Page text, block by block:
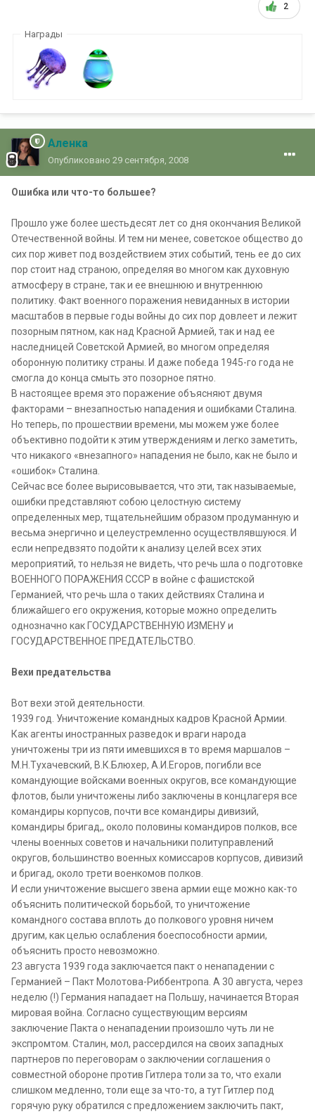
2
Награды
Аленка
Опубликовано 29 сентября, 2008
Ошибка или что-то большее?
Прошло уже более шестьдесят лет со дня окончания Великой
Отечественной войны. И тем ни менее, советское общество до
сих пор живет под воздействием этих событий, тень ее до сих
пор стоит над страною, определяя во многом как духовную
атмосферу в стране, так и ее внешнюю и внутреннюю
политику. Факт военного поражения невиданных в истории
масштабов в первые годы войны до сих пор довлеет и лежит
позорным пятном, как над Красной Армией, так и над ее
наследницей Советской Армией, во многом определяя
оборонную политику страны. И даже победа 1945-го года не
смогла до конца смыть это позорное пятно.
В настоящее время это поражение объясняют двумя
факторами – внезапностью нападения и ошибками Сталина.
Но теперь, по прошествии времени, мы можем уже более
объективно подойти к этим утверждениям и легко заметить,
что никакого «внезапного» нападения не было, как не было и
«ошибок» Сталина.
Сейчас все более вырисовывается, что эти, так называемые,
ошибки представляют собою целостную систему
определенных мер, тщательнейшим образом продуманную и
весьма энергично и целеустремленно осуществлявшуюся. И
если непредвзято подойти к анализу целей всех этих
мероприятий, то нельзя не видеть, что речь шла о подготовке
ВОЕННОГО ПОРАЖЕНИЯ СССР в войне с фашистской
Германией, что речь шла о таких действиях Сталина и
ближайшего его окружения, которые можно определить
однозначно как ГОСУДАРСТВЕННУЮ ИЗМЕНУ и
ГОСУДАРСТВЕННОЕ ПРЕДАТЕЛЬСТВО.
Вехи предательства
Вот вехи этой деятельности.
1939 год. Уничтожение командных кадров Красной Армии.
Как агенты иностранных разведок и враги народа
уничтожены три из пяти имевшихся в то время маршалов –
М.Н.Тухачевский, В.К.Блюхер, А.И.Егоров, погибли все
командующие войсками военных округов, все командующие
флотов, были уничтожены либо заключены в концлагеря все
командиры корпусов, почти все командиры дивизий,
командиры бригад,, около половины командиров полков, все
члены военных советов и начальники политуправлений
округов, большинство военных комиссаров корпусов, дивизий
и бригад, около трети военкомов полков.
И если уничтожение высшего звена армии еще можно как-то
объяснить политической борьбой, то уничтожение
командного состава вплоть до полкового уровня ничем
другим, как целью ослабления боеспособности армии,
объяснить просто невозможно.
23 августа 1939 года заключается пакт о ненападении с
Германией – Пакт Молотова-Риббентропа. А 30 августа, через
неделю (!) Германия нападает на Польшу, начинается Вторая
мировая война. Согласно существующим версиям
заключение Пакта о ненападении произошло чуть ли не
экспромтом. Сталин, мол, рассердился на своих западных
партнеров по переговорам о заключении соглашения о
совместной обороне против Гитлера толи за то, что ехали
слишком медленно, толи еще за что-то, а тут Гитлер под
горячую руку обратился с предложением заключить пакт,